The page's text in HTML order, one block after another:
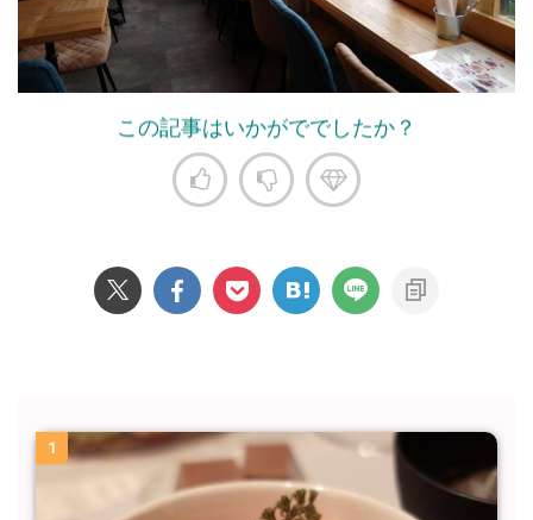
この記事はいかがででしたか？
1